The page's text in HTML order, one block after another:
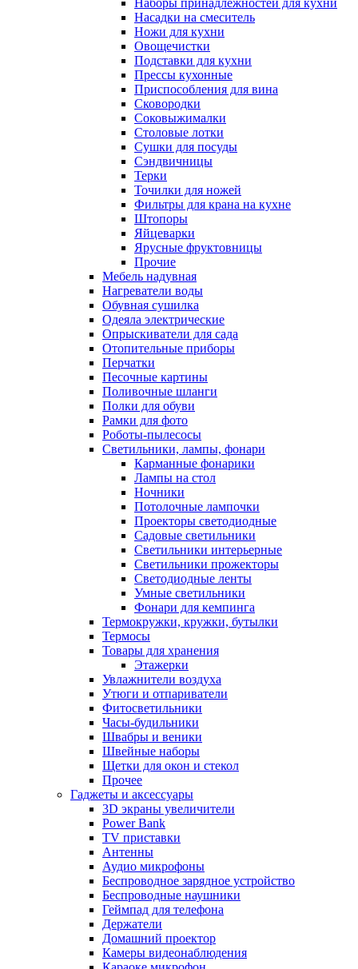
Наборы принадлежностей для кухни
Насадки на смеситель
Ножи для кухни
Овощечистки
Подставки для кухни
Прессы кухонные
Приспособления для вина
Сковородки
Соковыжималки
Столовые лотки
Сушки для посуды
Сэндвичницы
Терки
Точилки для ножей
Фильтры для крана на кухне
Штопоры
Яйцеварки
Ярусные фруктовницы
Прочие
Мебель надувная
Нагреватели воды
Обувная сушилка
Одеяла электрические
Опрыскиватели для сада
Отопительные приборы
Перчатки
Песочные картины
Поливочные шланги
Полки для обуви
Рамки для фото
Роботы-пылесосы
Светильники, лампы, фонари
Карманные фонарики
Лампы на стол
Ночники
Потолочные лампочки
Проекторы светодиодные
Садовые светильники
Светильники интерьерные
Светильники прожекторы
Светодиодные ленты
Умные светильники
Фонари для кемпинга
Термокружки, кружки, бутылки
Термосы
Товары для хранения
Этажерки
Увлажнители воздуха
Утюги и отпариватели
Фитосветильники
Часы-будильники
Швабры и веники
Швейные наборы
Щетки для окон и стекол
Прочее
Гаджеты и аксессуары
3D экраны увеличители
Power Bank
TV приставки
Антенны
Аудио микрофоны
Беспроводное зарядное устройство
Беспроводные наушники
Геймпад для телефона
Держатели
Домашний проектор
Камеры видеонаблюдения